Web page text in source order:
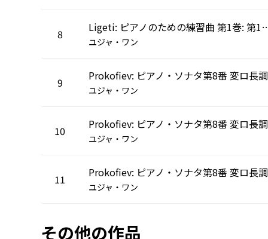
8 Ligeti: ピアノのための
ユジャ・ワン
9
ユジャ・ワン
10
ユジャ・ワン
11
ユジャ・ワン
その他の作品